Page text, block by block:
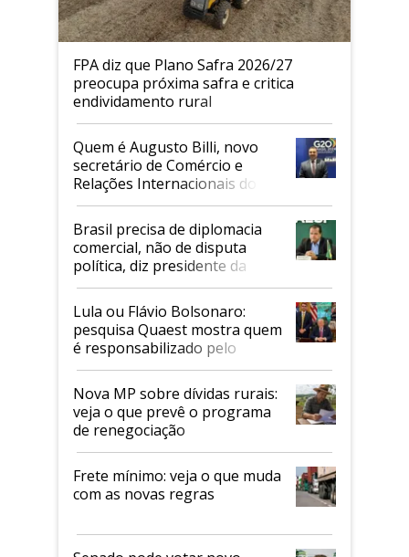
FPA diz que Plano Safra 2026/27
preocupa próxima safra e critica
endividamento rural
Quem é Augusto Billi, novo
secretário de Comércio e
Relações Internacionais do
Mapa
Brasil precisa de diplomacia
comercial, não de disputa
política, diz presidente da
Faesp
Lula ou Flávio Bolsonaro:
pesquisa Quaest mostra quem
é responsabilizado pelo
tarifaço dos EUA
Nova MP sobre dívidas rurais:
veja o que prevê o programa
de renegociação
Frete mínimo: veja o que muda
com as novas regras